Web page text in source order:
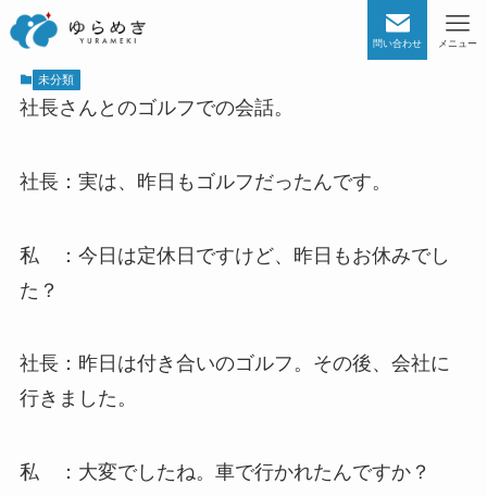
問い合わせ メニュー
未分類
社長さんとのゴルフでの会話。
社長：実は、昨日もゴルフだったんです。
私 ：今日は定休日ですけど、昨日もお休みでし
た？
社長：昨日は付き合いのゴルフ。その後、会社に
行きました。
私 ：大変でしたね。車で行かれたんですか？